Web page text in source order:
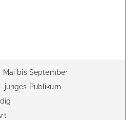
Mai bis September
junges Publikum